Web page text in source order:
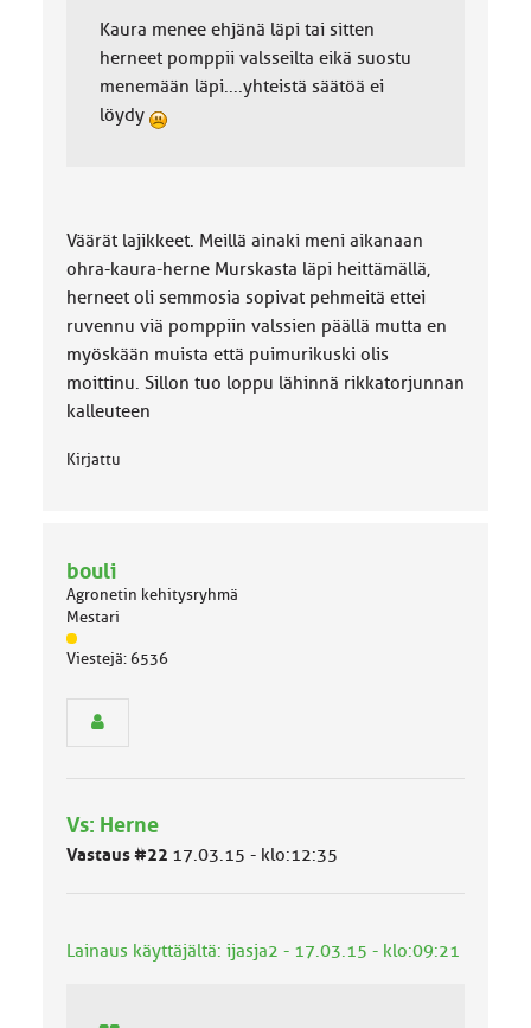
Kaura menee ehjänä läpi tai sitten
herneet pomppii valsseilta eikä suostu
menemään läpi....yhteistä säätöä ei
löydy
Väärät lajikkeet. Meillä ainaki meni aikanaan
ohra-kaura-herne Murskasta läpi heittämällä,
herneet oli semmosia sopivat pehmeitä ettei
ruvennu viä pomppiin valssien päällä mutta en
myöskään muista että puimurikuski olis
moittinu. Sillon tuo loppu lähinnä rikkatorjunnan
kalleuteen
Kirjattu
bouli
Agronetin kehitysryhmä
Mestari
J
ä
m
ä
k
Viestejä: 6536
Vs: Herne
Vastaus #22 17.03.15 - klo:12:35
Lainaus käyttäjältä: ijasja2 - 17.03.15 - klo:09:21